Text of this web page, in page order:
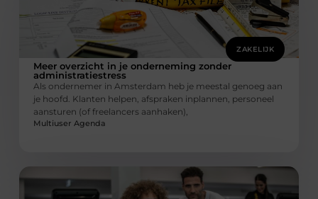
ZAKELIJK
Meer overzicht in je onderneming zonder
administratiestress
Als ondernemer in Amsterdam heb je meestal genoeg aan
je hoofd. Klanten helpen, afspraken inplannen, personeel
aansturen (of freelancers aanhaken),
Multiuser Agenda